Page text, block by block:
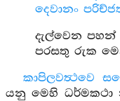
දෙවානං
දැල්වෙන
පරසතු රුක
කාපිලවත්‍ථවෙ
යනු මෙහි ධර්මකථා